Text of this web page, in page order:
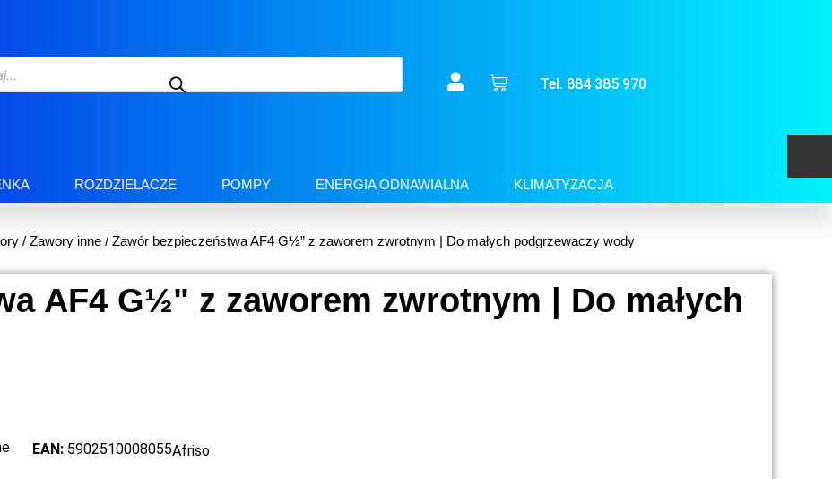
Tel. 884 385 970
ROZDZIELACZE POMPY ENERGIA ODNAWIALNA KLIMATYZACJA
/ Zawory inne / Zawór bezpieczeństwa AF4 G½” z zaworem zwrotnym | Do małych podgrzewaczy wody
AF4 G½" z zaworem zwrotnym | Do małych
EAN: 5902510008055Afriso